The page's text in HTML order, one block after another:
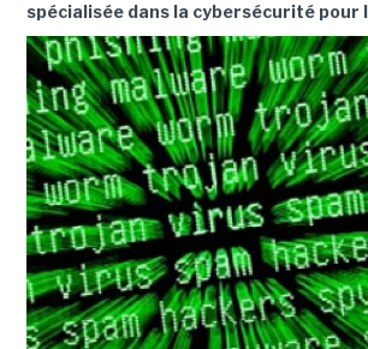
spécialisée dans la cybersécurité pour